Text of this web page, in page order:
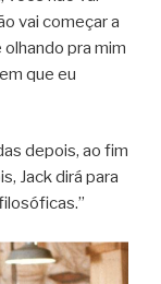
vai começar a
pra mim
que eu
depois, ao fim
Jack dirá para